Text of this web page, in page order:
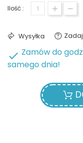
Ilość :
Wysyłka
 Zamów do
samego dnia!